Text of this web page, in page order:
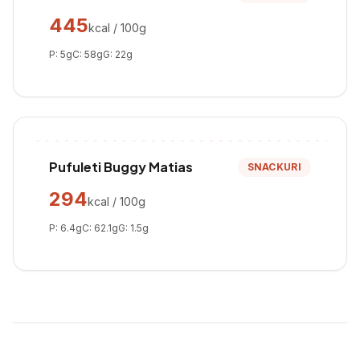
445kcal / 100g
P: 5gC: 58gG: 22g
Pufuleti Buggy Matias SNACKURI
294kcal / 100g
P: 6.4gC: 62.1gG: 1.5g